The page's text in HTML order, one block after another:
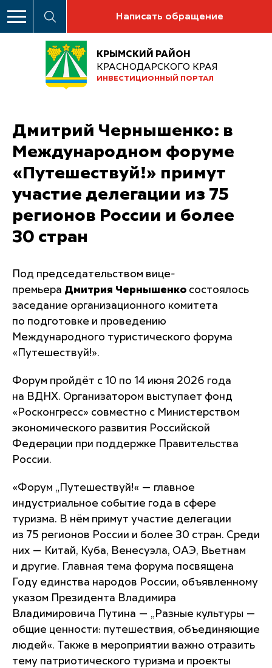
Написать обращение
КРЫМСКИЙ РАЙОН
КРАСНОДАРСКОГО КРАЯ
ИНВЕСТИЦИОННЫЙ ПОРТАЛ
Дмитрий Чернышенко: в
Международном форуме
«Путешествуй!» примут
участие делегации из 75
регионов России и более
30 стран
Под председательством вице-
премьера Дмитрия Чернышенко состоялось
заседание организационного комитета
по подготовке и проведению
Международного туристического форума
«Путешествуй!».
Форум пройдёт с 10 по 14 июня 2026 года
на ВДНХ. Организатором выступает фонд
«Росконгресс» совместно с Министерством
экономического развития Российской
Федерации при поддержке Правительства
России.
«Форум „Путешествуй!« — главное
индустриальное событие года в сфере
туризма. В нём примут участие делегации
из 75 регионов России и более 30 стран. Среди
них — Китай, Куба, Венесуэла, ОАЭ, Вьетнам
и другие. Главная тема форума посвящена
Году единства народов России, объявленному
указом Президента Владимира
Владимировича Путина — „Разные культуры —
общие ценности: путешествия, объединяющие
людей«. Также в мероприятии важно отразить
тему патриотического туризма и проекты